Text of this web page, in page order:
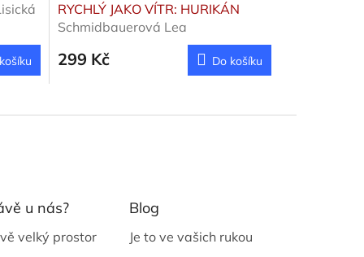
RYCHLÝ JAKO VÍTR: HURIKÁN
Schmidbauerová Lea
299 Kč Do košíku
u nás?
velký prostor
Blog
Je to ve vašich rukou